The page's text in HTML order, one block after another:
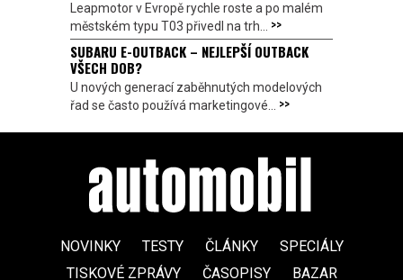
Leapmotor v Evropě rychle roste a po malém
městském typu T03 přivedl na trh... >>
SUBARU E-OUTBACK – NEJLEPŠÍ OUTBACK
VŠECH DOB?
U nových generací zaběhnutých modelových
řad se často používá marketingové... >>
NOVINKY TESTY ČLÁNKY
SPECIÁLY
TISKOVÉ ZPRÁVY
ČASOPISY BAZAR